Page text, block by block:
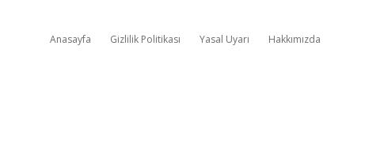
Anasayfa Gizlilik Politikası Yasal Uyarı Hakkımızda